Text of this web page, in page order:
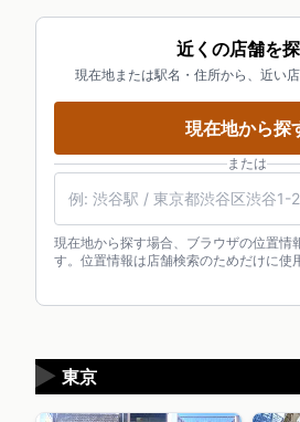
近くの店舗を
現在地または駅名・住所から、近い店
現在地から探
または
現在地から探す場合、ブラウザの位置情
す。位置情報は店舗検索のためだけに使
東京
▶